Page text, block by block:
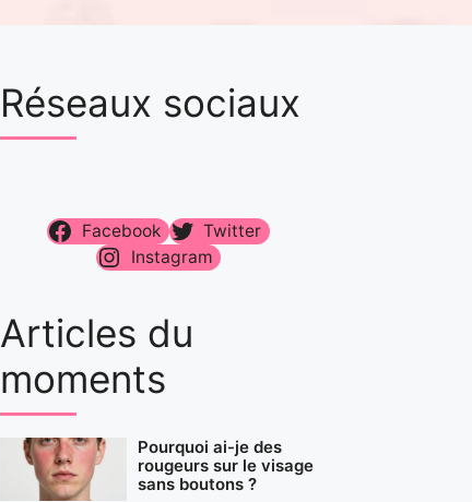
Réseaux sociaux
Facebook
Twitter
Instagram
Articles du
moments
Pourquoi ai-je des
rougeurs sur le visage
sans boutons ?